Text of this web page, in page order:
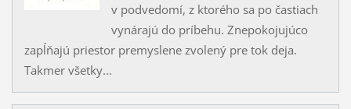
v podvedomí, z ktorého sa po častiach
vynárajú do príbehu. Znepokojujúco
zapĺňajú priestor premyslene zvolený pre tok deja.
Takmer všetky...